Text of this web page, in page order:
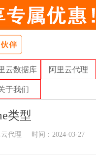
云数据库 阿里云代理
于我们
类型
云代理
时间：2024-03-27